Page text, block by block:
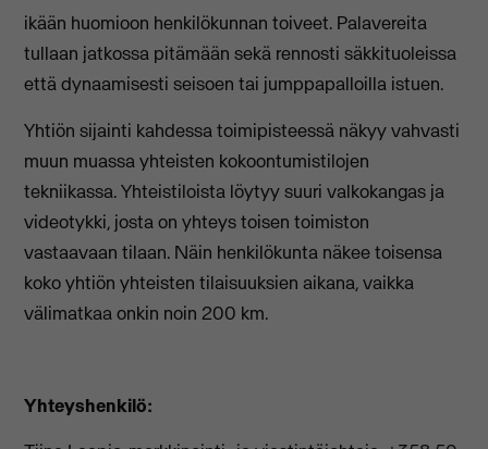
ikään huomioon henkilökunnan toiveet. Palavereita
tullaan jatkossa pitämään sekä rennosti säkkituoleissa
että dynaamisesti seisoen tai jumppapalloilla istuen.
Yhtiön sijainti kahdessa toimipisteessä näkyy vahvasti
muun muassa yhteisten kokoontumistilojen
tekniikassa. Yhteistiloista löytyy suuri valkokangas ja
videotykki, josta on yhteys toisen toimiston
vastaavaan tilaan. Näin henkilökunta näkee toisensa
koko yhtiön yhteisten tilaisuuksien aikana, vaikka
välimatkaa onkin noin 200 km.
Yhteyshenkilö: